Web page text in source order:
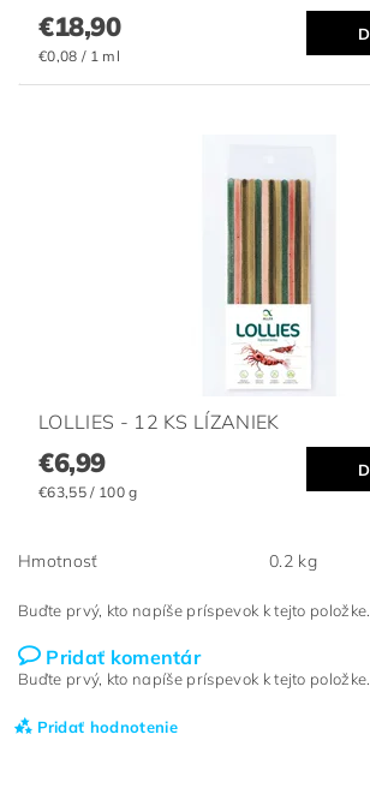
€18,90
€0,08 / 1 ml
LOLLIES - 12 KS LÍZANIEK
€6,99
€63,55 / 100 g
Hmotnosť 0.2 kg
Buďte prvý, kto napíše príspevok k tejto položke.
Pridať komentár
Buďte prvý, kto napíše príspevok k tejto položke.
Pridať hodnotenie